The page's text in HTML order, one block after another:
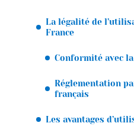
La légalité de
France
Conformité avec
Réglementation
français
Les avantages